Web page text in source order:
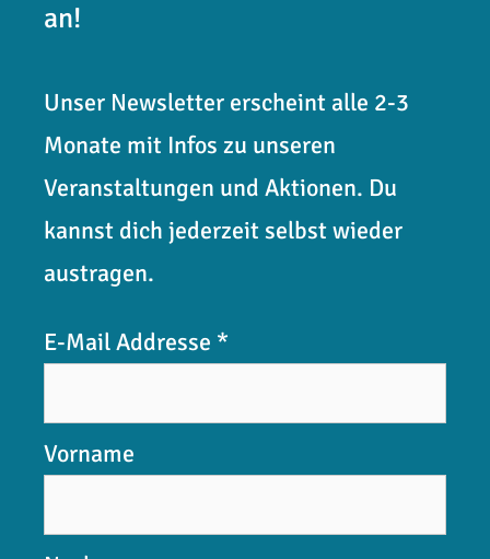
an!
Unser Newsletter erscheint alle 2-3
Monate mit Infos zu unseren
Veranstaltungen und Aktionen. Du
kannst dich jederzeit selbst wieder
austragen.
E-Mail Addresse *
Vorname